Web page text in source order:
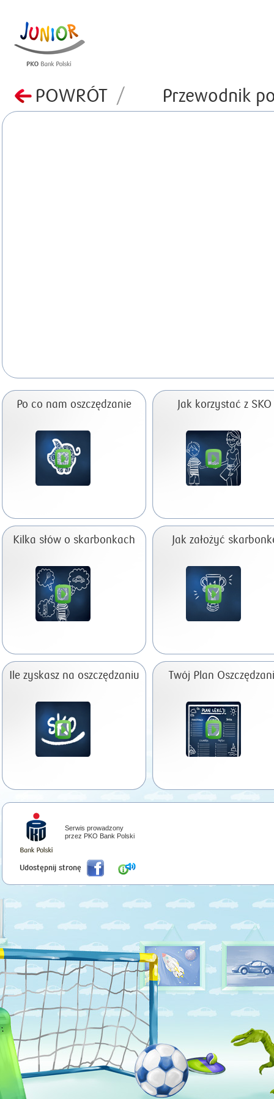
POWRÓT / Przewodnik
Po co nam oszczędzanie Jak korzystać z SKO
Kilka słów o skarbonkach Jak założyć
Ile zyskasz na oszczędzaniu Twój Plan
Serwis prowadzony
przez PKO Bank Polski
Udostępnij stronę